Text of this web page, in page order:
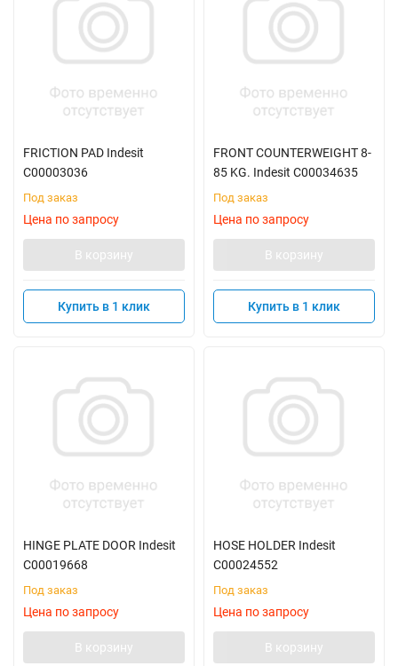
FRICTION PAD Indesit
C00003036
Под заказ
Цена по запросу
В корзину
Купить в 1 клик
FRONT COUNTERWEIGHT 8-
85 KG. Indesit C00034635
Под заказ
Цена по запросу
В корзину
Купить в 1 клик
HINGE PLATE DOOR Indesit
C00019668
Под заказ
Цена по запросу
В корзину
HOSE HOLDER Indesit
C00024552
Под заказ
Цена по запросу
В корзину